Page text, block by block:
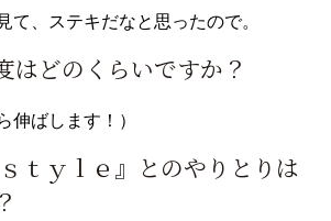
て、ステキだなと思ったので。
はどのくらいですか？
伸ばします！）
ｔｙｌｅ』とのやりとりは